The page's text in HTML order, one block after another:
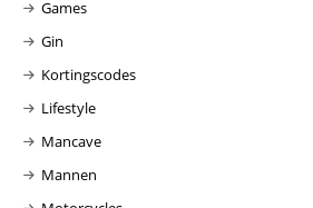
Games
Gin
Kortingscodes
Lifestyle
Mancave
Mannen